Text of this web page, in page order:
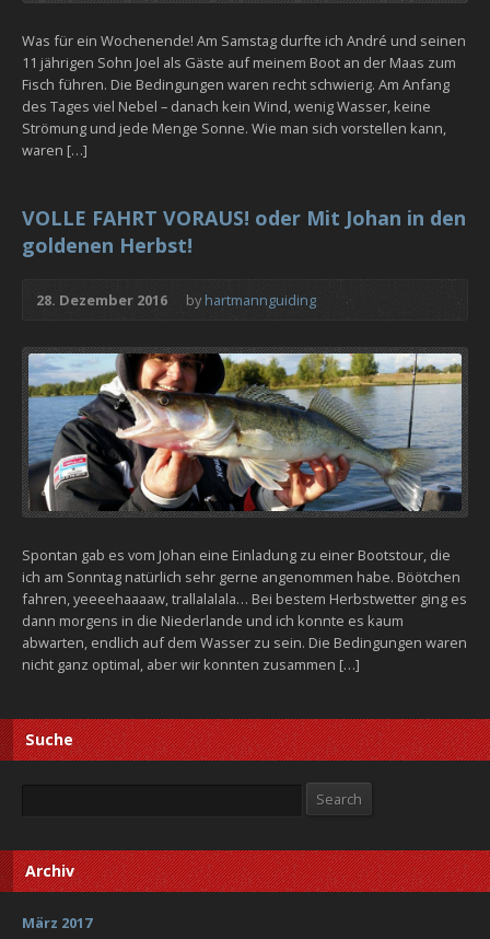
Was für ein Wochenende! Am Samstag durfte ich André und seinen
11 jährigen Sohn Joel als Gäste auf meinem Boot an der Maas zum
Fisch führen. Die Bedingungen waren recht schwierig. Am Anfang
des Tages viel Nebel – danach kein Wind, wenig Wasser, keine
Strömung und jede Menge Sonne. Wie man sich vorstellen kann,
waren […]
VOLLE FAHRT VORAUS! oder Mit Johan in den
goldenen Herbst!
28. Dezember 2016 by hartmannguiding
Spontan gab es vom Johan eine Einladung zu einer Bootstour, die
ich am Sonntag natürlich sehr gerne angenommen habe. Böötchen
fahren, yeeeehaaaaw, trallalalala… Bei bestem Herbstwetter ging es
dann morgens in die Niederlande und ich konnte es kaum
abwarten, endlich auf dem Wasser zu sein. Die Bedingungen waren
nicht ganz optimal, aber wir konnten zusammen […]
Suche
Search
Archiv
März 2017